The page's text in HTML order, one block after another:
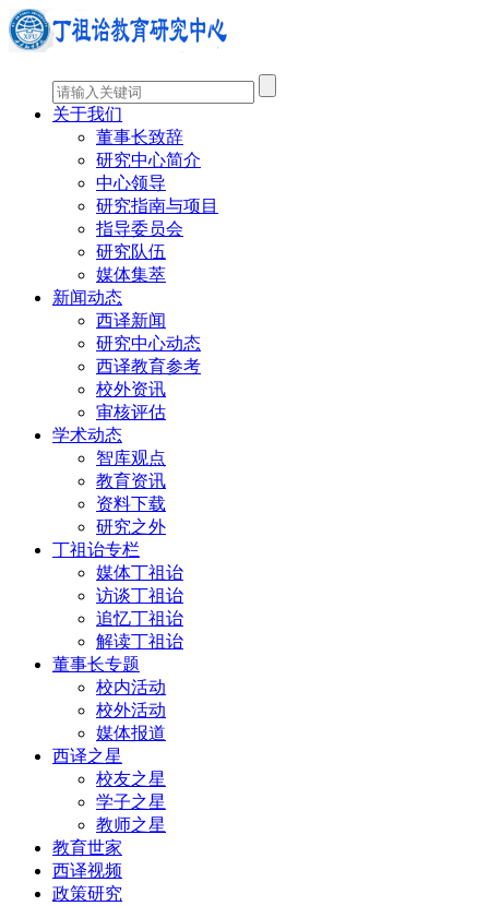
关于我们
董事长致辞
研究中心简介
中心领导
研究指南与项目
指导委员会
研究队伍
媒体集萃
新闻动态
西译新闻
研究中心动态
西译教育参考
校外资讯
审核评估
学术动态
智库观点
教育资讯
资料下载
研究之外
丁祖诒专栏
媒体丁祖诒
访谈丁祖诒
追忆丁祖诒
解读丁祖诒
董事长专题
校内活动
校外活动
媒体报道
西译之星
校友之星
学子之星
教师之星
教育世家
西译视频
政策研究